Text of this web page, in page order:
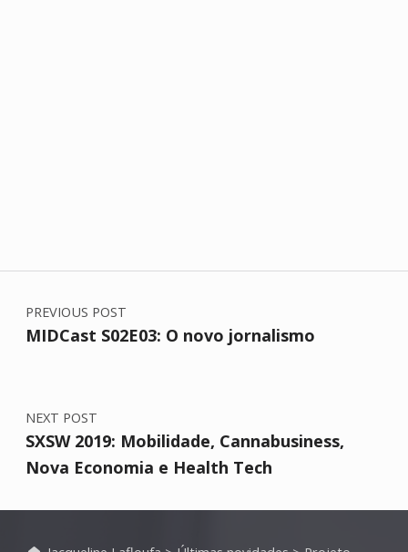
Post navigation
PREVIOUS POST
MIDCast S02E03: O novo jornalismo
NEXT POST
SXSW 2019: Mobilidade, Cannabusiness,
Nova Economia e Health Tech